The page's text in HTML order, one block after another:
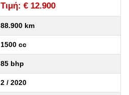
Τιμή: € 12.900
88.900 km
1500 cc
85 bhp
2 / 2020